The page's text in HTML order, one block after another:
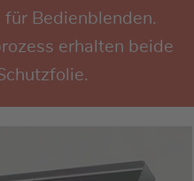
Bedienblenden.
erhalten beide